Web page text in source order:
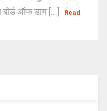
ऑफ डाय [...]
Read